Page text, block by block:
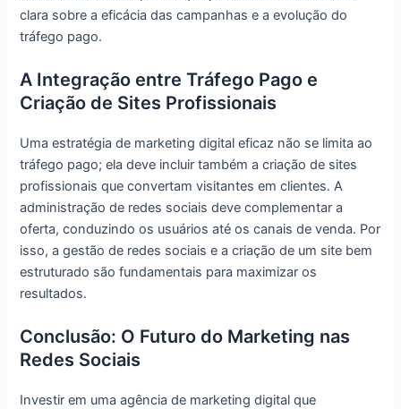
clara sobre a eficácia das campanhas e a evolução do
tráfego pago.
A Integração entre Tráfego Pago e
Criação de Sites Profissionais
Uma estratégia de marketing digital eficaz não se limita ao
tráfego pago; ela deve incluir também a criação de sites
profissionais que convertam visitantes em clientes. A
administração de redes sociais deve complementar a
oferta, conduzindo os usuários até os canais de venda. Por
isso, a gestão de redes sociais e a criação de um site bem
estruturado são fundamentais para maximizar os
resultados.
Conclusão: O Futuro do Marketing nas
Redes Sociais
Investir em uma agência de marketing digital que